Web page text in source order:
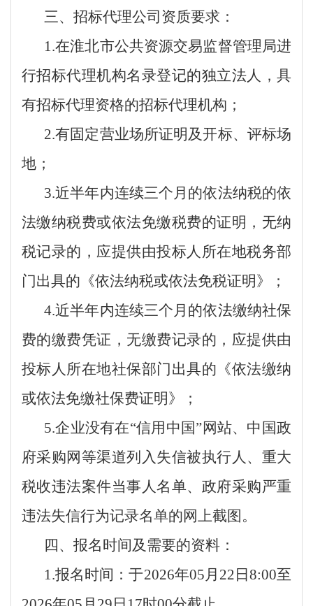
三、招标代理公司资质要求：
1.在淮北市公共资源交易监督管理局进
行招标代理机构名录登记的独立法人，具
有招标代理资格的招标代理机构；
2.有固定营业场所证明及开标、评标场
地；
3.近半年内连续三个月的依法纳税的依
法缴纳税费或依法免缴税费的证明，无纳
税记录的，应提供由投标人所在地税务部
门出具的《依法纳税或依法免税证明》；
4.近半年内连续三个月的依法缴纳社保
费的缴费凭证，无缴费记录的，应提供由
投标人所在地社保部门出具的《依法缴纳
或依法免缴社保费证明》；
5.企业没有在“信用中国”网站、中国政
府采购网等渠道列入失信被执行人、重大
税收违法案件当事人名单、政府采购严重
违法失信行为记录名单的网上截图。
四、报名时间及需要的资料：
1.报名时间：于2026年05月 22 日 8:00至